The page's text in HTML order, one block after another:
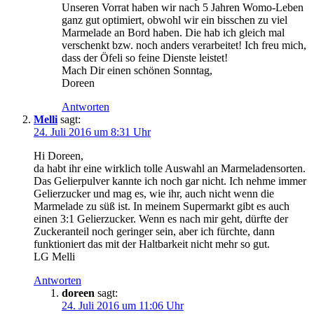
Unseren Vorrat haben wir nach 5 Jahren Womo-Leben
ganz gut optimiert, obwohl wir ein bisschen zu viel
Marmelade an Bord haben. Die hab ich gleich mal
verschenkt bzw. noch anders verarbeitet! Ich freu mich,
dass der Öfeli so feine Dienste leistet!
Mach Dir einen schönen Sonntag,
Doreen
Antworten
Melli sagt:
24. Juli 2016 um 8:31 Uhr
Hi Doreen,
da habt ihr eine wirklich tolle Auswahl an Marmeladensorten.
Das Gelierpulver kannte ich noch gar nicht. Ich nehme immer
Gelierzucker und mag es, wie ihr, auch nicht wenn die
Marmelade zu süß ist. In meinem Supermarkt gibt es auch
einen 3:1 Gelierzucker. Wenn es nach mir geht, dürfte der
Zuckeranteil noch geringer sein, aber ich fürchte, dann
funktioniert das mit der Haltbarkeit nicht mehr so gut.
LG Melli
Antworten
doreen sagt:
24. Juli 2016 um 11:06 Uhr